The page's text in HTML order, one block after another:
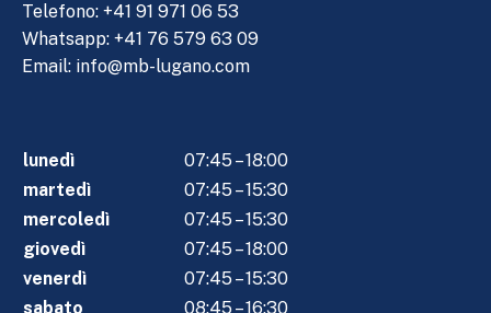
Telefono: +41 91 971 06 53
Whatsapp: +41 76 579 63 09
Email: info@mb-lugano.com
lunedì
07:45 – 18:00
martedì
07:45 – 15:30
mercoledì
07:45 – 15:30
giovedì
07:45 – 18:00
venerdì
07:45 – 15:30
sabato
08:45 – 16:30